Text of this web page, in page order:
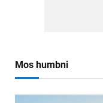
Mos humbni